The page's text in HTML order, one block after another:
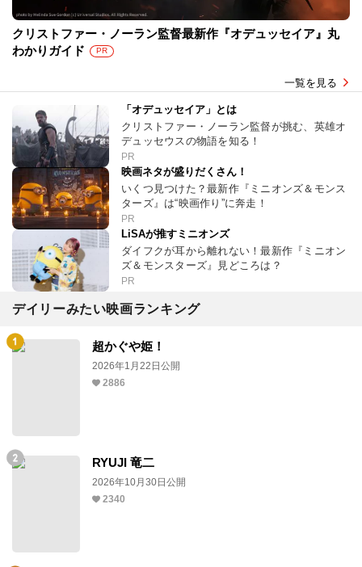
クリストファー・ノーラン監督最新作『オデュッセイア』丸
わかりガイド
PR
一覧を見る
「オデュッセイア」とは
クリストファー・ノーラン監督が挑む、英雄オ
デュッセウスの物語を知る！
PR
映画ネタが盛りだくさん！
いくつ見つけた？最新作『ミニオンズ＆モンス
ターズ』は“映画作り”に奔走！
PR
LiSAが推すミニオンズ
ダイフクが耳から離れない！最新作『ミニオン
ズ＆モンスターズ』見どころは？
PR
デイリーみたい映画ランキング
超かぐや姫！
2026年1月22日公開
2886
RYUJI 竜二
2026年10月30日公開
2340